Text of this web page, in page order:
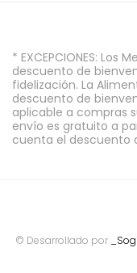
* EXCEPCIONES: Los
descuento de
fidelización. La
descuento de
aplicable a compras
envío es gratuito a
cuenta el descuento
© Desarrollado por